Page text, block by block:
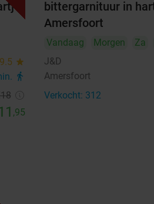
9.5 star
directions_walk
,95
bittergarnituur in
Amersfoort
Vandaag Morgen Za
J&D
Amersfoort
Verkocht: 312